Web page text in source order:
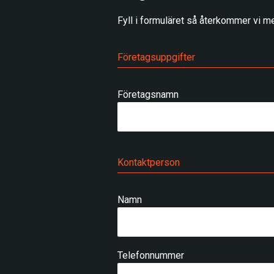
Fyll i formuläret så återkommer vi
Företagsuppgifter
Företagsnamn
Kontaktperson
Namn
Telefonnummer